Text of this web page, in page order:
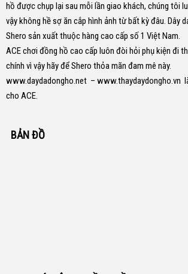
hồ được chụp lại sau mỗi lần giao khách, chúng tôi
vậy không hề sợ ăn cắp hình ảnh từ bất kỳ đâu. Dây
Shero sản xuất thuộc hàng cao cấp số 1 Việt Nam.
ACE chơi đồng hồ cao cấp luôn đòi hỏi phụ kiện đi
chính vì vậy hãy để Shero thỏa mãn đam mê này.
www.daydadongho.net – www.thaydaydongho.vn
cho ACE.
BẢN ĐỒ